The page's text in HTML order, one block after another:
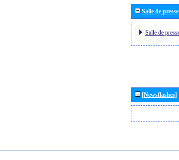
Salle de presse
Salle de
[Newsflashes]